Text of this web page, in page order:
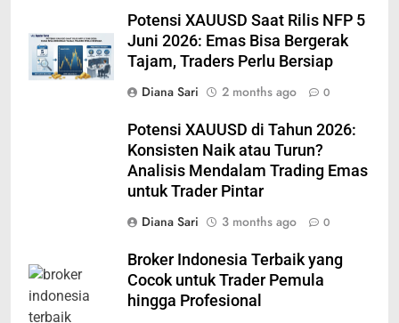
Potensi XAUUSD Saat Rilis NFP 5
Juni 2026: Emas Bisa Bergerak
Tajam, Traders Perlu Bersiap
Diana Sari
2 months ago 0
Potensi XAUUSD di Tahun 2026:
Konsisten Naik atau Turun?
Analisis Mendalam Trading Emas
untuk Trader Pintar
Diana Sari
3 months ago 0
Broker Indonesia Terbaik yang
Cocok untuk Trader Pemula
hingga Profesional